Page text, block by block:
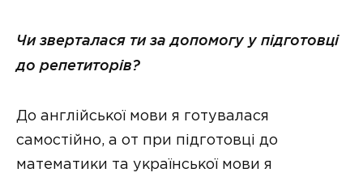
Чи зверталася ти за допомогу у підготовці
до репетиторів?
До англійської мови я готувалася
самостійно, а от при підготовці до
математики та української мови я